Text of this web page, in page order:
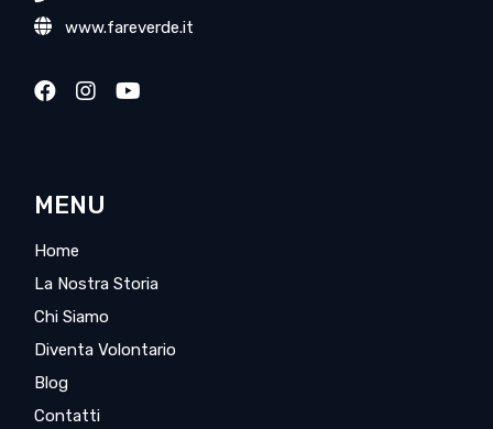
www.fareverde.it
MENU
Home
La Nostra Storia
Chi Siamo
Diventa Volontario
Blog
Contatti